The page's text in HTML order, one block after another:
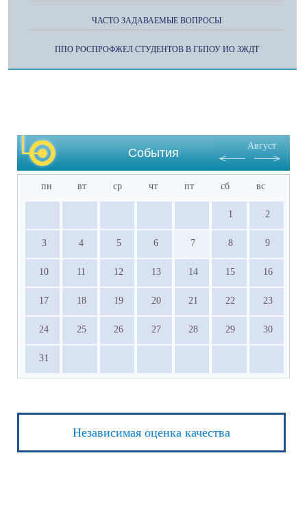
ЧАСТО ЗАДАВАЕМЫЕ ВОПРОСЫ
ППО РОСПРОФЖЕЛ СТУДЕНТОВ В ГБПОУ ИО ЗЖДТ
События
Август
пн вт ср чт пт сб вс
1 2
3 4 5 6 7 8 9
10 11 12 13 14 15 16
17 18 19 20 21 22 23
24 25 26 27 28 29 30
31
Независимая оценка качества